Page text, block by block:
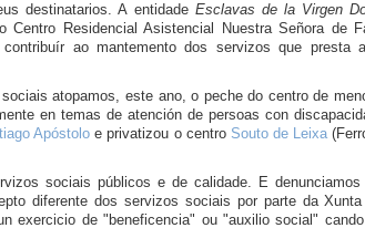
destinatarios. A entidade Esclavas de la Virgen
Centro Residencial Asistencial Nuestra Señora de
contribuír ao mantemento dos servizos que
atopamos, este ano, o peche do centro de
en temas de atención de persoas con
Apóstolo e privatizou o centro Souto de Leixa
sociais públicos e de calidade. E
diferente dos servizos sociais por parte da
exercicio de "beneficencia" ou "auxilio social"